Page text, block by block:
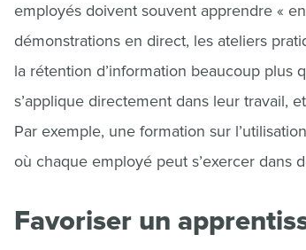
employés doivent souvent apprendre «
démonstrations en direct, les ateliers
la rétention d’information beaucoup plus
s’applique directement dans leur travail,
Par exemple, une formation sur
où chaque employé peut s’exercer dans
Favoriser un